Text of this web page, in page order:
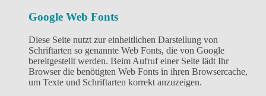
Google Web Fonts
Diese Seite nutzt zur einheitlichen Darstellung von
Schriftarten so genannte Web Fonts, die von Google
bereitgestellt werden. Beim Aufruf einer Seite lädt Ihr
Browser die benötigten Web Fonts in ihren Browsercache,
um Texte und Schriftarten korrekt anzuzeigen.